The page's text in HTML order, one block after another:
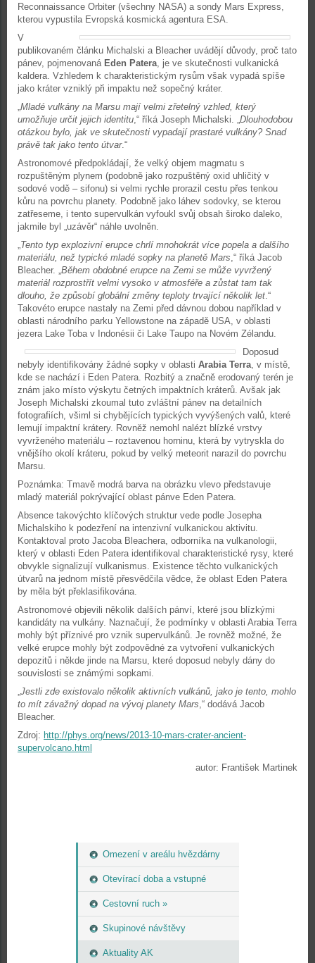
Omezení v areálu hvězdárny
Otevírací doba a vstupné
Cestovní ruch »
Skupinové návštěvy
Aktuality AK
Reconnaissance Orbiter (všechny NASA) a sondy Mars Express,
kterou vypustila Evropská kosmická agentura ESA.
V
publikovaném článku Michalski a Bleacher uvádějí důvody, proč tato
pánev, pojmenovaná Eden Patera, je ve skutečnosti vulkanická
kaldera. Vzhledem k charakteristickým rysům však vypadá spíše
jako kráter vzniklý při impaktu než sopečný kráter.
„Mladé vulkány na Marsu mají velmi zřetelný vzhled, který
umožňuje určit jejich identitu,“ říká Joseph Michalski. „Dlouhodobou
otázkou bylo, jak ve skutečnosti vypadají prastaré vulkány? Snad
právě tak jako tento útvar.“
Astronomové předpokládají, že velký objem magmatu s
rozpuštěným plynem (podobně jako rozpuštěný oxid uhličitý v
sodové vodě – sifonu) si velmi rychle prorazil cestu přes tenkou
kůru na povrchu planety. Podobně jako láhev sodovky, se kterou
zatřeseme, i tento supervulkán vyfoukl svůj obsah široko daleko,
jakmile byl „uzávěr“ náhle uvolněn.
„Tento typ explozivní erupce chrlí mnohokrát více popela a dalšího
materiálu, než typické mladé sopky na planetě Mars,“ říká Jacob
Bleacher. „Během obdobné erupce na Zemi se může vyvržený
materiál rozprostřít velmi vysoko v atmosféře a zůstat tam tak
dlouho, že způsobí globální změny teploty trvající několik let.“
Takovéto erupce nastaly na Zemi před dávnou dobou například v
oblasti národního parku Yellowstone na západě USA, v oblasti
jezera Lake Toba v Indonésii či Lake Taupo na Novém Zélandu.
Doposud
nebyly identifikovány žádné sopky v oblasti Arabia Terra, v místě,
kde se nachází i Eden Patera. Rozbitý a značně erodovaný terén je
znám jako místo výskytu četných impaktních kráterů. Avšak jak
Joseph Michalski zkoumal tuto zvláštní pánev na detailních
fotografiích, všiml si chybějících typických vyvýšených valů, které
lemují impaktní krátery. Rovněž nemohl nalézt blízké vrstvy
vyvrženého materiálu – roztavenou horninu, která by vytryskla do
vnějšího okolí kráteru, pokud by velký meteorit narazil do povrchu
Marsu.
Poznámka: Tmavě modrá barva na obrázku vlevo představuje
mladý materiál pokrývající oblast pánve Eden Patera.
Absence takovýchto klíčových struktur vede podle Josepha
Michalskiho k podezření na intenzivní vulkanickou aktivitu.
Kontaktoval proto Jacoba Bleachera, odborníka na vulkanologii,
který v oblasti Eden Patera identifikoval charakteristické rysy, které
obvykle signalizují vulkanismus. Existence těchto vulkanických
útvarů na jednom místě přesvědčila vědce, že oblast Eden Patera
by měla být překlasifikována.
Astronomové objevili několik dalších pánví, které jsou blízkými
kandidáty na vulkány. Naznačují, že podmínky v oblasti Arabia Terra
mohly být příznivé pro vznik supervulkánů. Je rovněž možné, že
velké erupce mohly být zodpovědné za vytvoření vulkanických
depozitů i někde jinde na Marsu, které doposud nebyly dány do
souvislosti se známými sopkami.
„Jestli zde existovalo několik aktivních vulkánů, jako je tento, mohlo
to mít závažný dopad na vývoj planety Mars,“ dodává Jacob
Bleacher.
Zdroj: http://phys.org/news/2013-10-mars-crater-ancient-
supervolcano.html
autor: František Martinek